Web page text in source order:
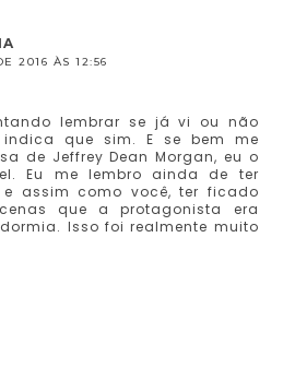
2016 ÀS 12:56
lembrar se já vi ou não
que sim. E se bem me
de Jeffrey Dean Morgan, eu o
Eu me lembro ainda de ter
assim como você, ter ficado
que a protagonista era
Isso foi realmente muito